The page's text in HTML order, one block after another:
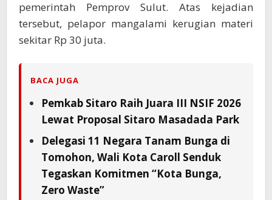
pemerintah Pemprov Sulut. Atas kejadian
tersebut, pelapor mangalami kerugian materi
sekitar Rp 30 juta.
BACA JUGA
Pemkab Sitaro Raih Juara III NSIF 2026
Lewat Proposal Sitaro Masadada Park
Delegasi 11 Negara Tanam Bunga di
Tomohon, Wali Kota Caroll Senduk
Tegaskan Komitmen “Kota Bunga,
Zero Waste”